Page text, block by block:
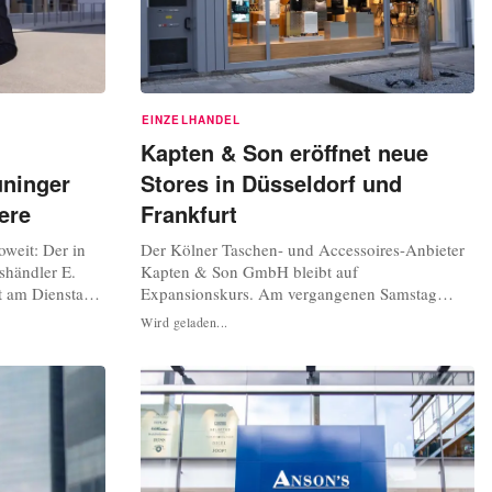
Der in
E.
Dienstag
Als
Dort wird
EINZELHANDEL
Kapten & Son eröffnet neue
Stores in Düsseldorf und
Frankfurt
Der Kölner Taschen- und Accessoires-Anbieter
Kapten & Son GmbH bleibt auf
Expansionskurs. Am vergangenen Samstag
eröffnete das Unternehmen einen Store in der
Grabenstraße 1 in Düsseldorf, am 8. März soll
Frankfurt am Main folgen. Blick in den
Düsseldorfer Store von Kapten & Son Bild:
Kapten & Son An...
Wird geladen...